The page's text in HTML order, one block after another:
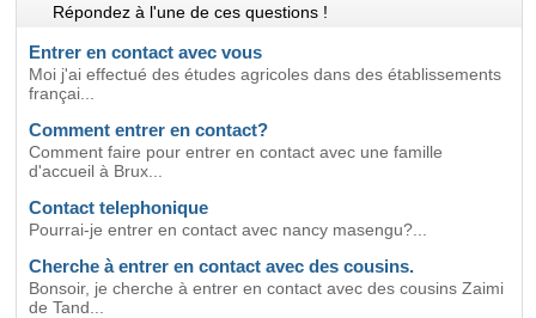
Répondez à l'une de ces questions !
Entrer en contact avec vous
Moi j'ai effectué des études agricoles dans des établissements
françai...
Comment entrer en contact?
Comment faire pour entrer en contact avec une famille
d'accueil à Brux...
Contact telephonique
Pourrai-je entrer en contact avec nancy masengu?...
Cherche à entrer en contact avec des cousins.
Bonsoir, je cherche à entrer en contact avec des cousins Zaimi
de Tand...